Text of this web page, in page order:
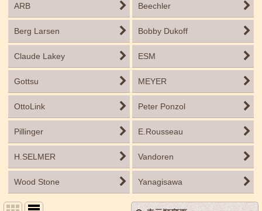
ARB
Beechler
Berg Larsen Bobby Dukoff
Claude Lakey ESM
Gottsu MEYER
OttoLink Peter Ponzol
Pillinger E.Rousseau
H.SELMER Vandoren
Wood Stone Yanagisawa